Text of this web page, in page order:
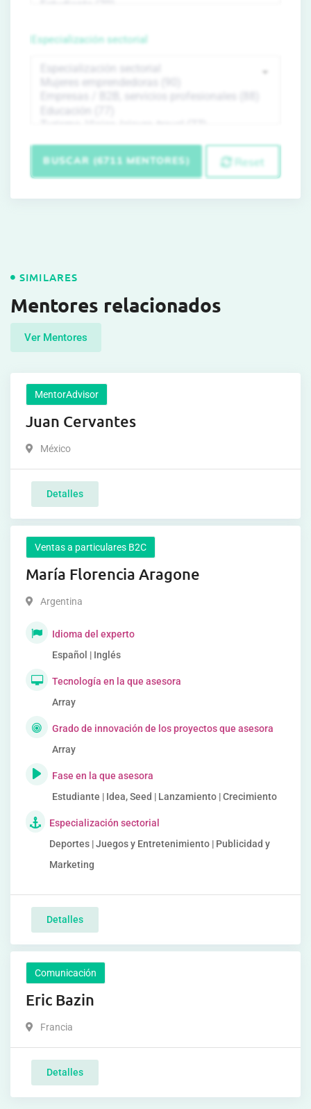
Especialización sectorial
BUSCAR (6711 MENTORES) Reset
SIMILARES
Mentores relacionados
Ver Mentores
MentorAdvisor
Juan Cervantes
México
Detalles
Ventas a particulares B2C
María Florencia Aragone
Argentina
Idioma del experto
Español | Inglés
Tecnología en la que asesora
Array
Grado de innovación de los proyectos que asesora
Array
Fase en la que asesora
Estudiante | Idea, Seed | Lanzamiento | Crecimiento
Especialización sectorial
Deportes | Juegos y Entretenimiento | Publicidad y
Marketing
Detalles
Comunicación
Eric Bazin
Francia
Detalles